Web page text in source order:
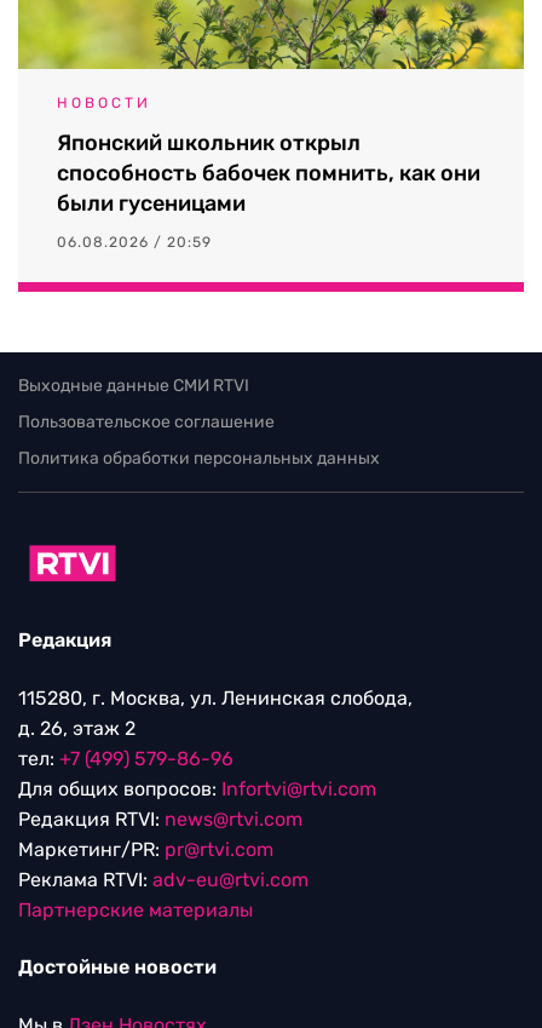
НОВОСТИ
Японский школьник открыл
способность бабочек помнить, как они
были гусеницами
06.08.2026 / 20:59
Выходные данные СМИ RTVI
Пользовательское соглашение
Политика обработки персональных данных
Редакция
115280, г. Москва, ул. Ленинская слобода,
д. 26, этаж 2
тел: +7 (499) 579-86-96
Для общих вопросов: Infortvi@rtvi.com
Редакция RTVI: news@rtvi.com
Маркетинг/PR: pr@rtvi.com
Реклама RTVI: adv-eu@rtvi.com
Партнерские материалы
Достойные новости